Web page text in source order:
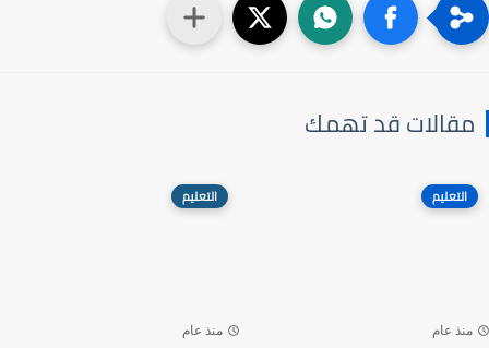
مقالات قد تهمك
التعليم
منذ عام
التعليم
منذ عام